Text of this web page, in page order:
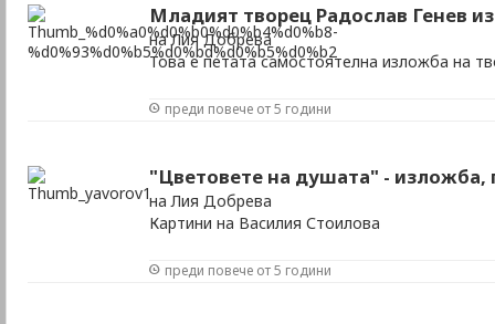
Младият творец Радослав Генев
на Лия Добрева
Това е петата самостоятелна изложба на
преди повече от 5 години
"Цветовете на душата" - изложба,
на Лия Добрева
Картини на Василия Стоилова
преди повече от 5 години